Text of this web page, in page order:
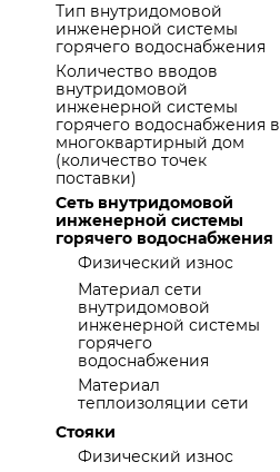
Тип внутридомовой
инженерной системы
горячего водоснабжения
Количество вводов
внутридомовой
инженерной системы
горячего водоснабжения в
многоквартирный дом
(количество точек
поставки)
Сеть внутридомовой
инженерной системы
горячего водоснабжения
Физический износ
Материал сети
внутридомовой
инженерной системы
горячего
водоснабжения
Материал
теплоизоляции сети
Стояки
Физический износ